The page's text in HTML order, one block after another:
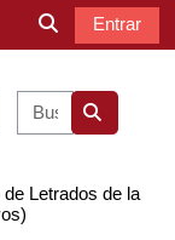
Selector de
Entrar
Buscar
Buscar
Letrados de la